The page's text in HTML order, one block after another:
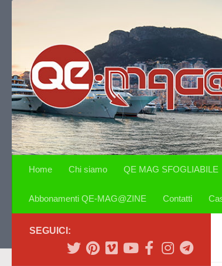
Home Chi siamo QE MAG SFOGLIABILE
Abbonamenti QE-MAG@ZINE Contatti
SEGUICI: